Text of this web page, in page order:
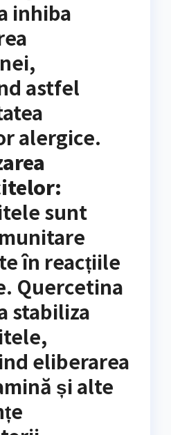
inhiba
astfel
alergice.
sunt
în reacțiile
Quercetina
stabiliza
eliberarea
și alte